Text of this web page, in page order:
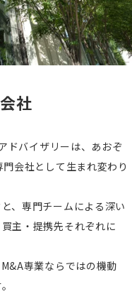
社
ドバイザリーは、あおぞ
会社として生まれ変わり
、専門チームによる深い
主・提携先それぞれに
専業ならではの機動